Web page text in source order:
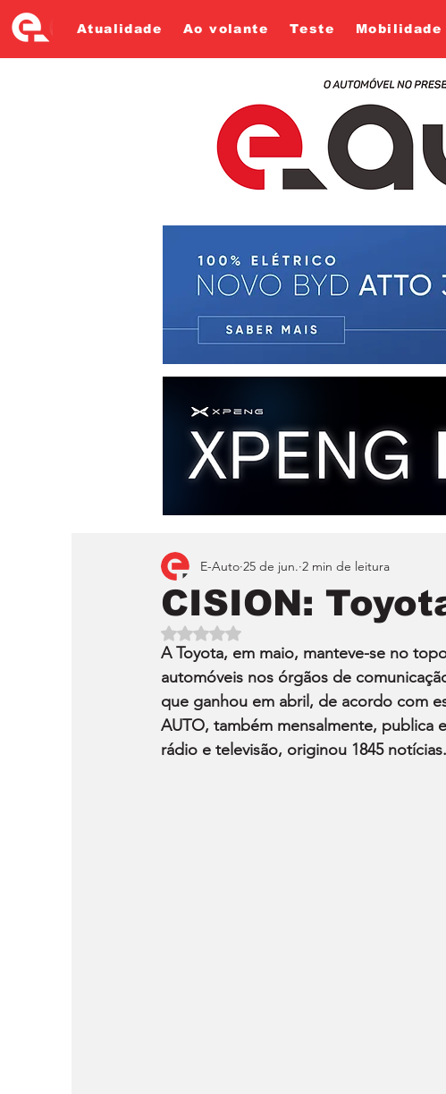
Atualidade Ao volante Teste Mobilidade
CISION:
E-Auto 25 de jun. 2 min de leitura
Avaliado com NaN de 5 estrelas.
A Toyota, em maio, manteve-se no
automóveis nos órgãos de
que ganhou em abril, de acordo com
AUTO, também mensalmente, publica
rádio e televisão, originou 1845 notícias.